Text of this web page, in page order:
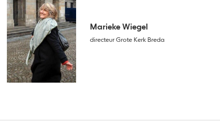
Marieke Wiegel
directeur Grote Kerk Breda